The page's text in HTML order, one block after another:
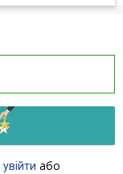
увійти або